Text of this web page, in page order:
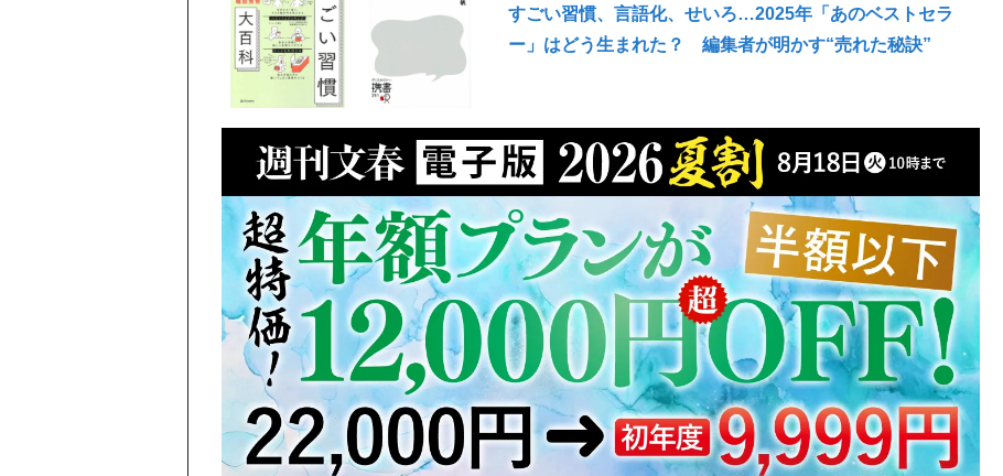
すごい習慣、言語化、せいろ…2025年「あのベストセラ
ー」はどう生まれた？ 編集者が明かす“売れた秘訣”